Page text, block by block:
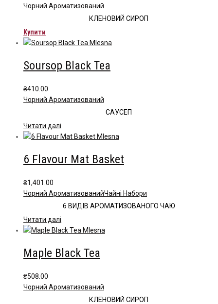
Чорний Ароматизований
КЛЕНОВИЙ СИРОП
Купити
Soursop Black Tea
₴410.00
Чорний Ароматизований
САУСЕП
Читати далі
6 Flavour Mat Basket
₴1,401.00
Чорний АроматизованийЧайні Набори
6 ВИДІВ АРОМАТИЗОВАНОГО ЧАЮ
Читати далі
Maple Black Tea
₴508.00
Чорний Ароматизований
КЛЕНОВИЙ СИРОП